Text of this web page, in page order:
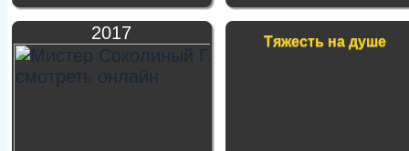
2017 Тяжесть на душе